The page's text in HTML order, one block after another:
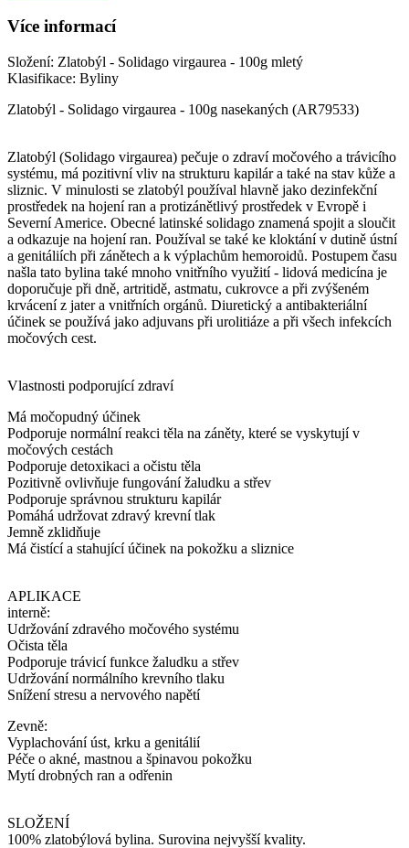
Více informací
Složení: Zlatobýl - Solidago virgaurea - 100g mletý
Klasifikace: Byliny
Zlatobýl - Solidago virgaurea - 100g nasekaných (AR79533)
Zlatobýl (Solidago virgaurea) pečuje o zdraví močového a trávicího
systému, má pozitivní vliv na strukturu kapilár a také na stav kůže a
sliznic. V minulosti se zlatobýl používal hlavně jako dezinfekční
prostředek na hojení ran a protizánětlivý prostředek v Evropě i
Severní Americe. Obecné latinské solidago znamená spojit a sloučit
a odkazuje na hojení ran. Používal se také ke kloktání v dutině ústní
a genitáliích při zánětech a k výplachům hemoroidů. Postupem času
našla tato bylina také mnoho vnitřního využití - lidová medicína je
doporučuje při dně, artritidě, astmatu, cukrovce a při zvýšeném
krvácení z jater a vnitřních orgánů. Diuretický a antibakteriální
účinek se používá jako adjuvans při urolitiáze a při všech infekcích
močových cest.
Vlastnosti podporující zdraví
Má močopudný účinek
Podporuje normální reakci těla na záněty, které se vyskytují v
močových cestách
Podporuje detoxikaci a očistu těla
Pozitivně ovlivňuje fungování žaludku a střev
Podporuje správnou strukturu kapilár
Pomáhá udržovat zdravý krevní tlak
Jemně zklidňuje
Má čistící a stahující účinek na pokožku a sliznice
APLIKACE
interně:
Udržování zdravého močového systému
Očista těla
Podporuje trávicí funkce žaludku a střev
Udržování normálního krevního tlaku
Snížení stresu a nervového napětí
Zevně:
Vyplachování úst, krku a genitálií
Péče o akné, mastnou a špinavou pokožku
Mytí drobných ran a odřenin
SLOŽENÍ
100% zlatobýlová bylina. Surovina nejvyšší kvality.